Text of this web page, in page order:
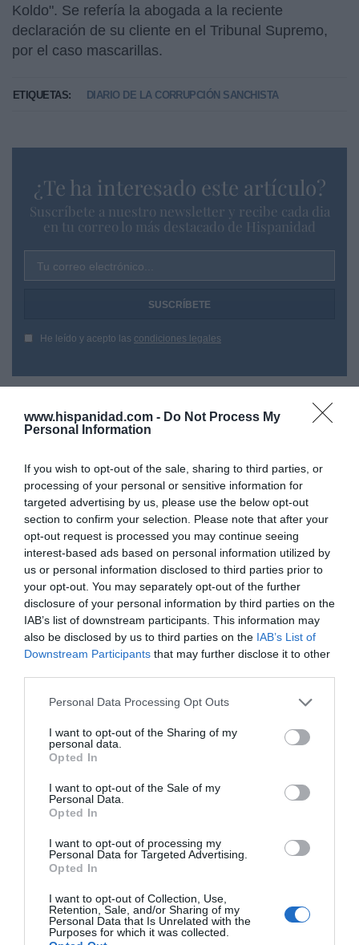
www.hispanidad.com - Do Not Process My
Personal Information
If you wish to opt-out of the sale, sharing to third parties, or
processing of your personal or sensitive information for
targeted advertising by us, please use the below opt-out
section to confirm your selection. Please note that after your
opt-out request is processed you may continue seeing
interest-based ads based on personal information utilized by
us or personal information disclosed to third parties prior to
your opt-out. You may separately opt-out of the further
disclosure of your personal information by third parties on the
IAB’s list of downstream participants. This information may
also be disclosed by us to third parties on the IAB’s List of
Downstream Participants that may further disclose it to other
Personal Data Processing Opt Outs
I want to opt-out of the Sharing of my
personal data.
Opted In
I want to opt-out of the Sale of my
Personal Data.
Opted In
I want to opt-out of processing my
Personal Data for Targeted Advertising.
Opted In
I want to opt-out of Collection, Use,
Retention, Sale, and/or Sharing of my
Personal Data that Is Unrelated with the
Purposes for which it was collected.
Koldo". Se refería la abogada a la reciente
declaración de su cliente en el Tribunal Supremo,
por el caso mascarillas.
ETIQUETAS: DIARIO DE LA CORRUPCIÓN SANCHISTA
¿Te ha interesado este artículo?
Suscríbete a nuestro newsletter y recibe cada dia
en tu correo lo más destacado de Hispanidad
Tu correo electrónico...
He leído y acepto las condiciones legales
Hoy destacamos
SOCIEDAD
Ceuta y Melilla, las dos columnas de Hércules
ECONOMÍA
A pesar de Sánchez, Ana Botín se convierte
por fin, la compra de Webster Bank
Eulogio López
SpaceX dispara ingresos y reduce pérdidas,
pero constata que fue sobreponderada
debut
Cristina Martín 05/08/26 17:27